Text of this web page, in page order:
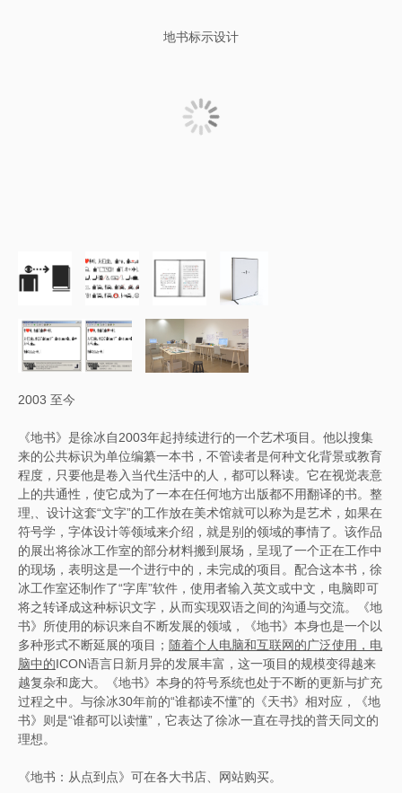
地书标示设计
2003 至今
《地书》是徐冰自2003年起持续进行的一个艺术项目。他以搜集
来的公共标识为单位编纂一本书，不管读者是何种文化背景或教育
程度，只要他是卷入当代生活中的人，都可以释读。它在视觉表意
上的共通性，使它成为了一本在任何地方出版都不用翻译的书。整
理,、设计这套“文字”的工作放在美术馆就可以称为是艺术，如果在
符号学，字体设计等领域来介绍，就是别的领域的事情了。该作品
的展出将徐冰工作室的部分材料搬到展场，呈现了一个正在工作中
的现场，表明这是一个进行中的，未完成的项目。配合这本书，徐
冰工作室还制作了“字库”软件，使用者输入英文或中文，电脑即可
将之转译成这种标识文字，从而实现双语之间的沟通与交流。《地
书》所使用的标识来自不断发展的领域，《地书》本身也是一个以
多种形式不断延展的项目； 随着个人电脑和互联网的广泛使用，电
脑中的ICON语言日新月异的发展丰富，这一项目的规模变得越来
越复杂和庞大。《地书》本身的符号系统也处于不断的更新与扩充
过程之中。与徐冰30年前的“谁都读不懂”的《天书》相对应，《地
书》则是“谁都可以读懂”，它表达了徐冰一直在寻找的普天同文的
理想。
《地书：从点到点》可在各大书店、网站购买。